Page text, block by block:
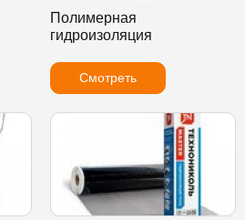
Полимерная
гидроизоляция
Смотреть